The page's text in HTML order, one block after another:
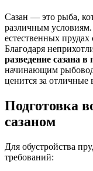
Сазан — это рыба,
различным
естественных
Благодаря
разведение сазана в
начинающим
ценится за отличные
Подготовка
сазаном
Для обустройства
требований: